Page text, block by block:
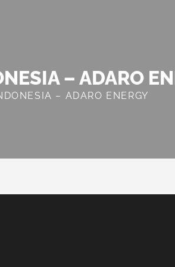
– ADARO
– ADARO ENERGY